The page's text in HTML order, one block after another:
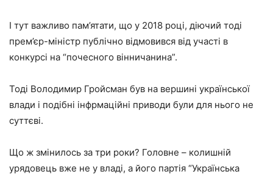
І тут важливо пам’ятати, що у 2018 році, діючий тоді
прем’єр-міністр публічно відмовився від участі в
конкурсі на “почесного вінничанина”.
Тоді Володимир Гройсман був на вершині української
влади і подібні інфрмаційні приводи були для нього не
суттєві.
Що ж змінилось за три роки? Головне – колишній
урядовець вже не у владі, а його партія “Українська